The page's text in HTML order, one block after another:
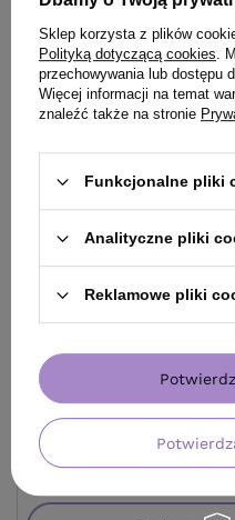
OFERTA
Naturica Moisturizing
Conditioner odżywka
włosów normalnych i
103,70 zł / szt.
(51,85 zł / 100ml)
103.7
Najniższa cena produktu w
wprowadzeniem obniżki:102,00
Cena katalogowa:122,00 zł -15%
Sklep korzysta z plików
Polityką dotyczącą cookies.
przechowywania lub dostępu
Więcej informacji na temat
znaleźć także na stronie
Funkcjonalne pliki
Analityczne pliki
Reklamowe pliki